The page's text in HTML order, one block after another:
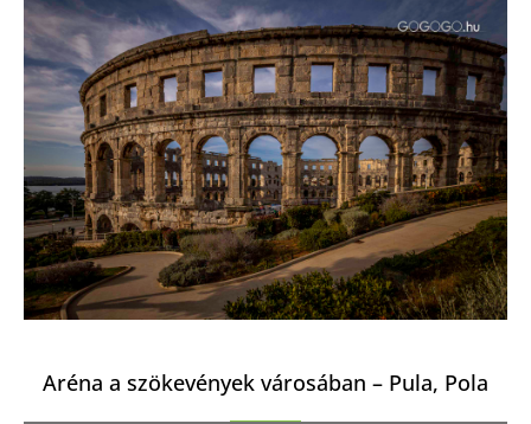
Aréna a szökevények városában – Pula, Pola